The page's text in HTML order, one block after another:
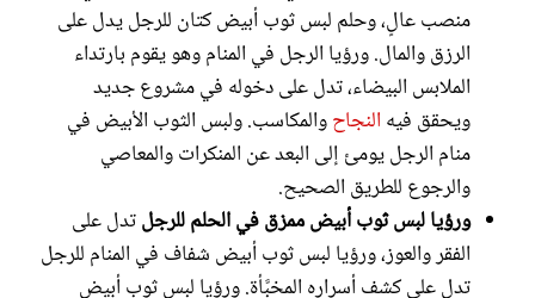
منصب عالٍ، وحلم لبس ثوب أبيض كتان للرجل يدل على
الرزق والمال. ورؤيا الرجل في المنام وهو يقوم بارتداء
الملابس البيضاء، تدل على دخوله في مشروع جديد
ويحقق فيه النجاحوالمكاسب. ولبس الثوب الأبيض في
منام الرجل يومئ إلى البعد عن المنكرات والمعاصي
والرجوع للطريق الصحيح.
ورؤيا لبس ثوب أبيض ممزق في الحلم للرجلتدل على
الفقر والعوز، ورؤيا لبس ثوب أبيض شفاف في المنام للرجل
تدل على كشف أسراره المخبَّأة. ورؤيا لبس ثوب أبيض